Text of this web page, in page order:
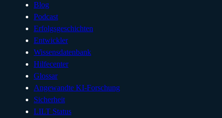
Blog
Podcast
Erfolgsgeschichten
Entwickler
Wissensdatenbank
Hilfecenter
Glossar
Angewandte KI-Forschung
Sicherheit
LILT Status